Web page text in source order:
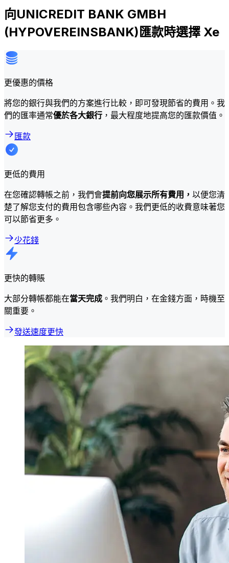
向UNICREDIT BANK GMBH
(HYPOVEREINSBANK)匯款時選擇 Xe
更優惠的價格
將您的銀行與我們的方案進行比較，即可發現節省的費用。我
們的匯率通常優於各大銀行 ，最大程度地提高您的匯款價值。
匯款
更低的費用
在您確認轉帳之前，我們會提前向您展示所有費用， 以便您清
楚了解您支付的費用包含哪些內容。我們更低的收費意味著您
可以節省更多。
少花錢
更快的轉賬
大部分轉帳都能在當天完成 。我們明白，在金錢方面，時機至
關重要。
發送速度更快